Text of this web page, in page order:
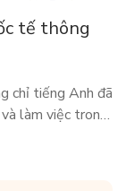
tế thông
chỉ tiếng Anh đã
làm việc trong
thông dụng nào
nhận?